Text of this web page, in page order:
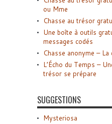
ou Mme
Chasse au trésor
Une boîte à outils
messages codés
Chasse anonyme –
L’Écho du Temps –
trésor se prépare
SUGGESTIONS
Mysteriosa